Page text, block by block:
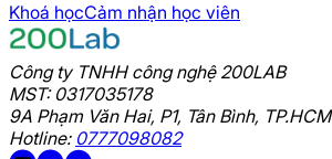
Khoá họcCảm nhận học viên
Công ty TNHH công nghệ 200LAB
MST: 0317035178
9A Phạm Văn Hai, P1, Tân Bình, TP.HCM
Hotline: 0777098082